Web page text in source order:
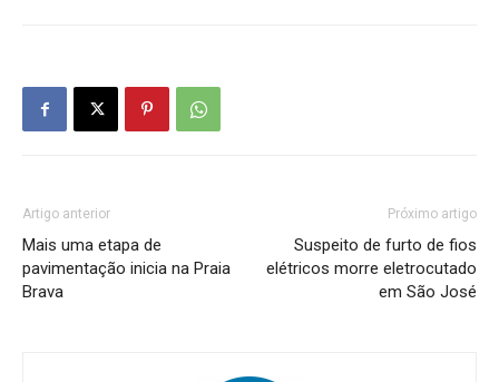
Artigo anterior
Mais uma etapa de
pavimentação inicia na Praia
Brava
Próximo artigo
Suspeito de furto de fios
elétricos morre eletrocutado
em São José